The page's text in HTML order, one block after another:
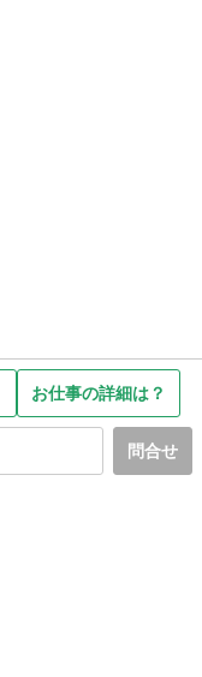
お仕事の詳細は？
問合せ